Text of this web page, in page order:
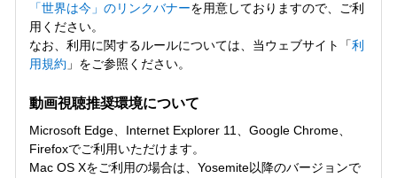
「世界は今」のリンクバナーを用意しておりますので、ご利
用ください。
なお、利用に関するルールについては、当ウェブサイト「利
用規約 」をご参照ください。
動画視聴推奨環境について
Microsoft Edge、Internet Explorer 11、Google Chrome、
Firefoxでご利用いただけます。
Mac OS Xをご利用の場合は、Yosemite以降のバージョンで